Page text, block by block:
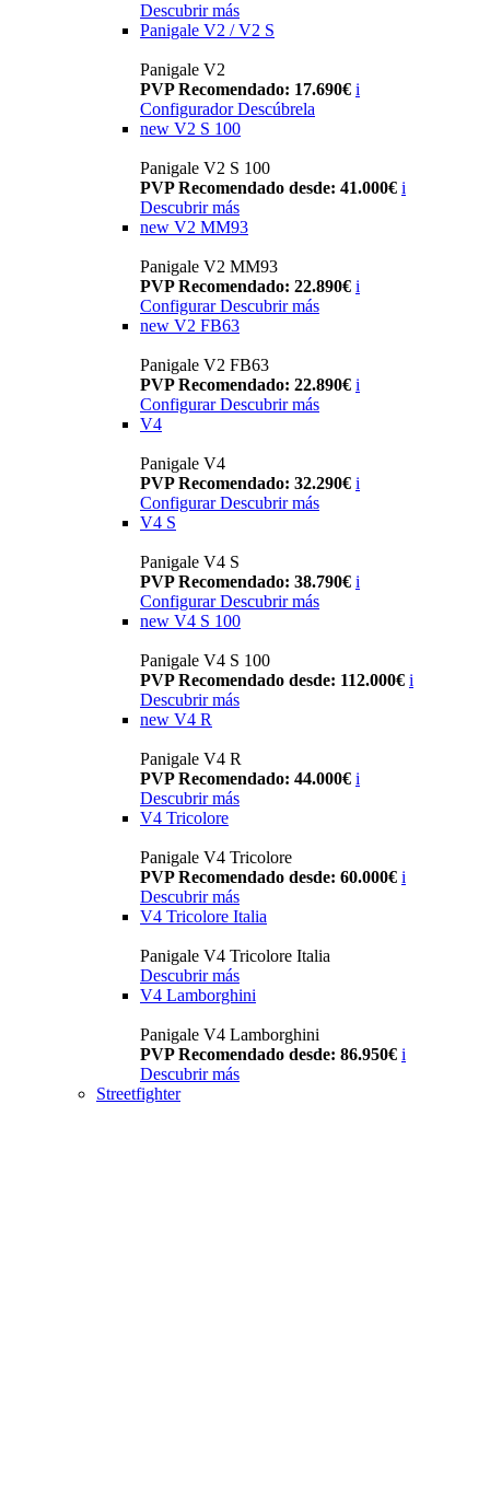
Descubrir más
Panigale V2 / V2 S
Panigale V2
PVP Recomendado: 17.690€ i
Configurador Descúbrela
new V2 S 100
Panigale V2 S 100
PVP Recomendado desde: 41.000€ i
Descubrir más
new V2 MM93
Panigale V2 MM93
PVP Recomendado: 22.890€ i
Configurar Descubrir más
new V2 FB63
Panigale V2 FB63
PVP Recomendado: 22.890€ i
Configurar Descubrir más
V4
Panigale V4
PVP Recomendado: 32.290€ i
Configurar Descubrir más
V4 S
Panigale V4 S
PVP Recomendado: 38.790€ i
Configurar Descubrir más
new V4 S 100
Panigale V4 S 100
PVP Recomendado desde: 112.000€ i
Descubrir más
new V4 R
Panigale V4 R
PVP Recomendado: 44.000€ i
Descubrir más
V4 Tricolore
Panigale V4 Tricolore
PVP Recomendado desde: 60.000€ i
Descubrir más
V4 Tricolore Italia
Panigale V4 Tricolore Italia
Descubrir más
V4 Lamborghini
Panigale V4 Lamborghini
PVP Recomendado desde: 86.950€ i
Descubrir más
Streetfighter